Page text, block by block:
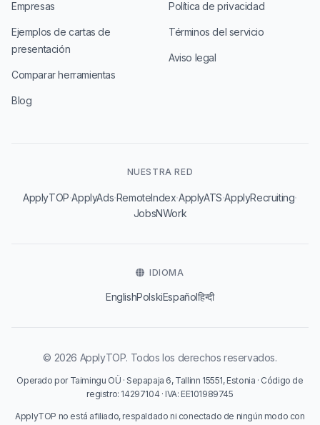
Empresas
Ejemplos de cartas de
presentación
Comparar herramientas
Blog
Política de privacidad
Términos del servicio
Aviso legal
NUESTRA RED
ApplyTOP·ApplyAds·RemoteIndex·ApplyATS·ApplyRecruiting·
JobsNWork
IDIOMA
EnglishPolskiEspañolहिन्दी
© 2026 ApplyTOP. Todos los derechos reservados.
Operado por Taimingu OÜ · Sepapaja 6, Tallinn 15551, Estonia · Código de
registro: 14297104 · IVA: EE101989745
ApplyTOP no está afiliado, respaldado ni conectado de ningún modo con